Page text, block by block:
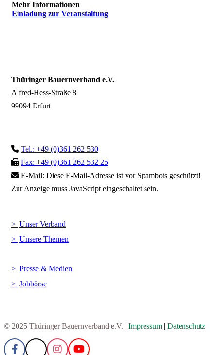
Mehr Informationen
Einladung zur Veranstaltung
Thüringer Bauernverband e.V.
Alfred-Hess-Straße 8
99094 Erfurt
Tel.: +49 (0)361 262 530
Fax: +49 (0)361 262 532 25
E-Mail: Diese E-Mail-Adresse ist vor Spambots geschützt!
Zur Anzeige muss JavaScript eingeschaltet sein.
Unser Verband
Unsere Themen
Presse & Medien
Jobbörse
© 2025 Thüringer Bauernverband e.V. | Impressum | Datenschutz